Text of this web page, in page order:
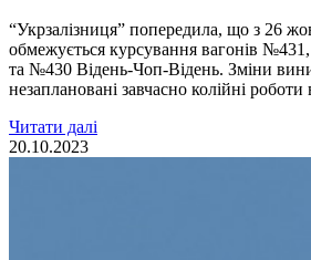
“Укрзалізниця” попередила, що з 26
обмежується курсування вагонів
та №430 Відень-Чоп-Відень. Зміни
незаплановані завчасно колійні
Читати далі
20.10.2023